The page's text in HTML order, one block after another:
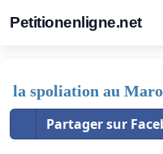
Petitionenligne.net
la spoliation au
Partager sur